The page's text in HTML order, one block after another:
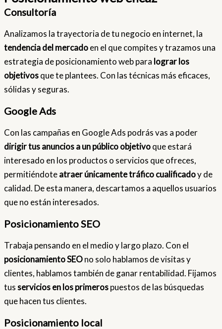
Consultoría
Analizamos la trayectoria de tu negocio en internet, la
tendencia del mercadoen el que compites y trazamos una
estrategia de posicionamiento web para lograr los
objetivosque te plantees. Con las técnicas más eficaces,
sólidas y seguras.
Google Ads
Con las campañas en Google Ads podrás vas a poder
dirigir tus anuncios a un público objetivoque estará
interesado en los productos o servicios que ofreces,
permitiéndoteatraer únicamente tráfico cualificadoy de
calidad. De esta manera, descartamos a aquellos usuarios
que no están interesados.
Posicionamiento SEO
Trabaja pensando en el medio y largo plazo. Con el
posicionamiento SEOno solo hablamos de visitas y
clientes, hablamos también de ganar rentabilidad. Fijamos
tusservicios en los primerospuestos de las búsquedas
que hacen tus clientes.
Posicionamiento local